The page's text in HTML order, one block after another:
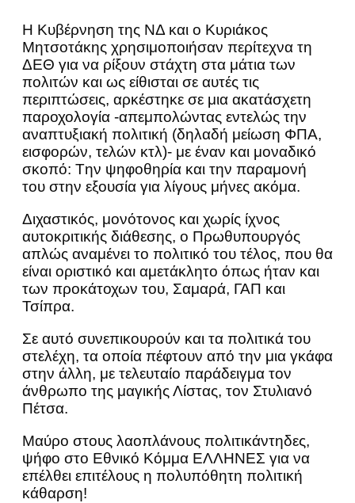
Η Κυβέρνηση της ΝΔ και ο Κυριάκος
Μητσοτάκης χρησιμοποιήσαν περίτεχνα τη
ΔΕΘ για να ρίξουν στάχτη στα μάτια των
πολιτών και ως είθισται σε αυτές τις
περιπτώσεις, αρκέστηκε σε μια ακατάσχετη
παροχολογία -απεμπολώντας εντελώς την
αναπτυξιακή πολιτική (δηλαδή μείωση ΦΠΑ,
εισφορών, τελών κτλ)- με έναν και μοναδικό
σκοπό: Tην ψηφοθηρία και την παραμονή
του στην εξουσία για λίγους μήνες ακόμα.
Διχαστικός, μονότονος και χωρίς ίχνος
αυτοκριτικής διάθεσης, ο Πρωθυπουργός
απλώς αναμένει το πολιτικό του τέλος, που θα
είναι οριστικό και αμετάκλητο όπως ήταν και
των προκάτοχων του, Σαμαρά, ΓΑΠ και
Τσίπρα.
Σε αυτό συνεπικουρούν και τα πολιτικά του
στελέχη, τα οποία πέφτουν από την μια γκάφα
στην άλλη, με τελευταίο παράδειγμα τον
άνθρωπο της μαγικής Λίστας, τον Στυλιανό
Πέτσα.
Μαύρο στους λαοπλάνους πολιτικάντηδες,
ψήφο στο Εθνικό Κόμμα ΕΛΛΗΝΕΣ για να
επέλθει επιτέλους η πολυπόθητη πολιτική
κάθαρση!